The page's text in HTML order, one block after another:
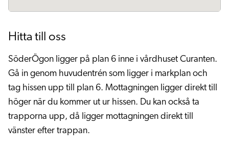
Hitta till oss
SöderÖgon ligger på plan 6 inne i vårdhuset Curanten.
Gå in genom huvudentrén som ligger i markplan och
tag hissen upp till plan 6. Mottagningen ligger direkt till
höger när du kommer ut ur hissen. Du kan också ta
trapporna upp, då ligger mottagningen direkt till
vänster efter trappan.